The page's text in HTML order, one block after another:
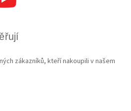
zákazníků, kteří nakoupili v našem